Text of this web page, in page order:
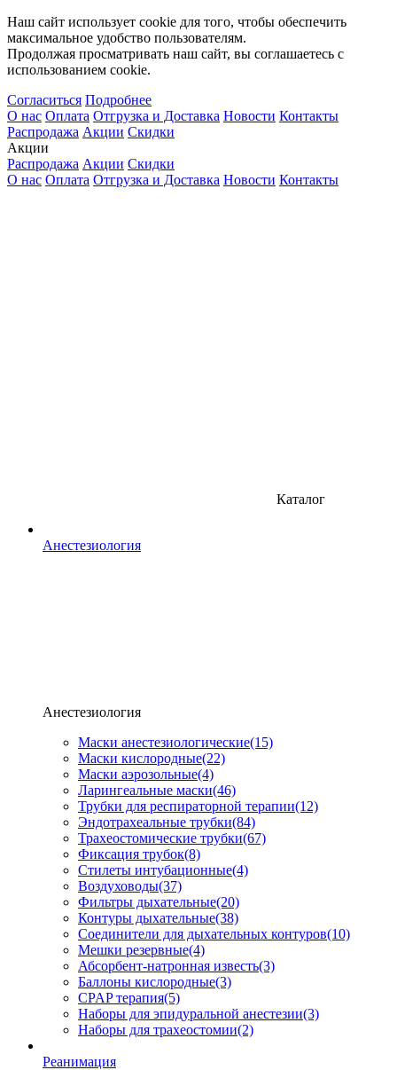
Наш сайт использует cookie для того, чтобы обеспечить
максимальное удобство пользователям.
Продолжая просматривать наш сайт, вы соглашаетесь с
использованием cookie.
Согласиться Подробнее
О нас Оплата Отгрузка и Доставка Новости Контакты
Распродажа Акции Скидки
Акции
Распродажа Акции Скидки
О нас Оплата Отгрузка и Доставка Новости Контакты
Каталог
Анестезиология
Анестезиология
Маски анестезиологические(15)
Маски кислородные(22)
Маски аэрозольные(4)
Ларингеальные маски(46)
Трубки для респираторной терапии(12)
Эндотрахеальные трубки(84)
Трахеостомические трубки(67)
Фиксация трубок(8)
Стилеты интубационные(4)
Воздуховоды(37)
Фильтры дыхательные(20)
Контуры дыхательные(38)
Соединители для дыхательных контуров(10)
Мешки резервные(4)
Абсорбент-натронная известь(3)
Баллоны кислородные(3)
CPAP терапия(5)
Наборы для эпидуральной анестезии(3)
Наборы для трахеостомии(2)
Реанимация